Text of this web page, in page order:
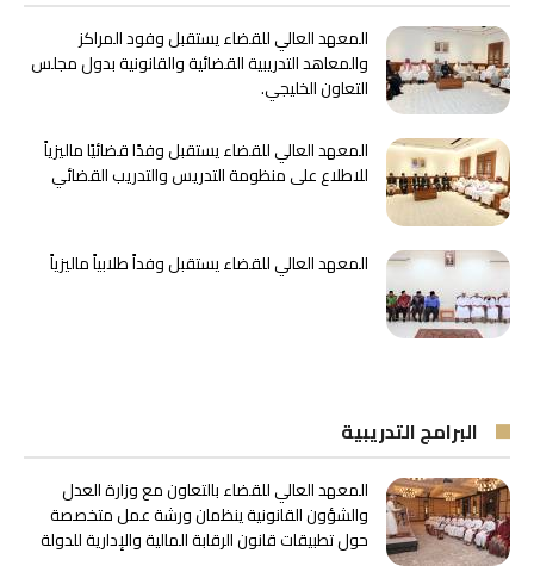
المعهد العالي للقضاء يستقبل وفود المراكز
والمعاهد التدريبية القضائية والقانونية بدول مجلس
التعاون الخليجي.
المعهد العالي للقضاء يستقبل وفدًا قضائيًا ماليزياً
للاطلاع على منظومة التدريس والتدريب القضائي
المعهد العالي للقضاء يستقبل وفداً طلابياً ماليزياً
البرامج التدريبية
المعهد العالي للقضاء بالتعاون مع وزارة العدل
والشؤون القانونية ينظمان ورشة عمل متخصصة
حول تطبيقات قانون الرقابة المالية والإدارية للدولة